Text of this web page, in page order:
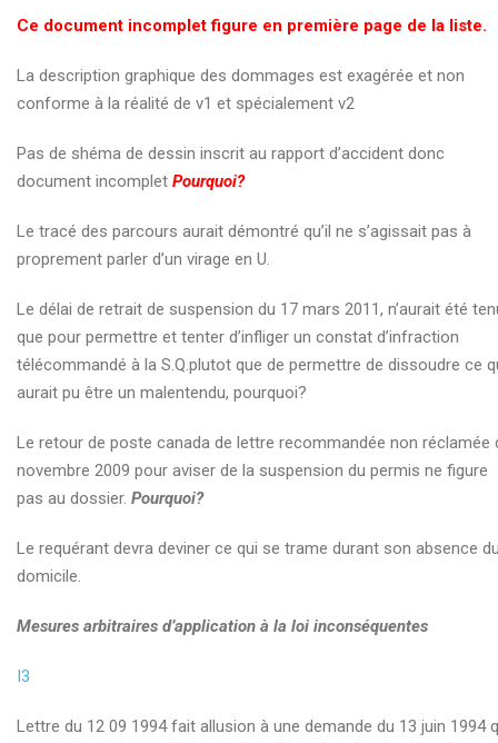
LES INTERVENTIONS DE LUC TREMBLAY
Les motifs de renvoi invoqués par l’employeur
Passons à une pré-enquête criminelle
Que le vrai Michel Gobeil se lève!
Synopsis de saga inommable
A propos de
De la discrimination systémique
Poursuite criminelle En développement
En terminant
423.1 (1)
associée au système judiciaire
Confirmation considérée non reçue
Ce document incomplet figure en première page de la liste.
La description graphique des dommages est exagérée et non
conforme à la réalité de v1 et spécialement v2
Pas de shéma de dessin inscrit au rapport d’accident donc
document incomplet Pourquoi?
Le tracé des parcours aurait démontré qu’il ne s’agissait pas à
proprement parler d’un virage en U.
Le délai de retrait de suspension du 17 mars 2011, n’aurait été
que pour permettre et tenter d’infliger un constat d’infraction
télécommandé à la S.Q.plutot que de permettre de dissoudre ce
aurait pu être un malentendu, pourquoi?
Le retour de poste canada de lettre recommandée non réclamée
novembre 2009 pour aviser de la suspension du permis ne figure
pas au dossier. Pourquoi?
Le requérant devra deviner ce qui se trame durant son absence
domicile.
Mesures arbitraires d’application à la loi inconséquentes
I3
Lettre du 12 09 1994 fait allusion à une demande du 13 juin 1994